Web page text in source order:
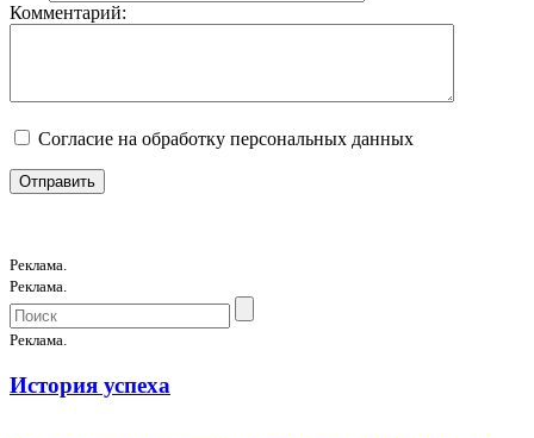
Комментарий:
Согласие на обработку персональных данных
Реклама.
Реклама.
Реклама.
История успеха